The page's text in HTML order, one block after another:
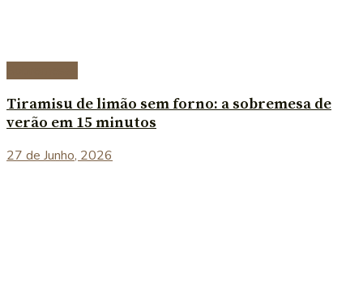
Tiramisu de limão sem forno: a sobremesa de
verão em 15 minutos
27 de Junho, 2026